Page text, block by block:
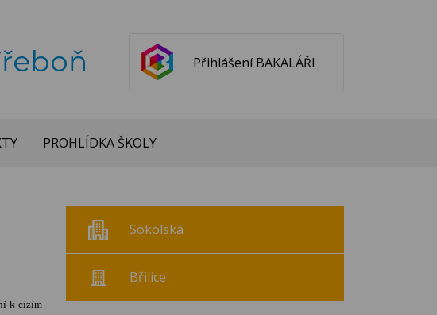
Přihlášení BAKALÁŘI
PROHLÍDKA ŠKOLY
k cizím
Sokolská
Břilice